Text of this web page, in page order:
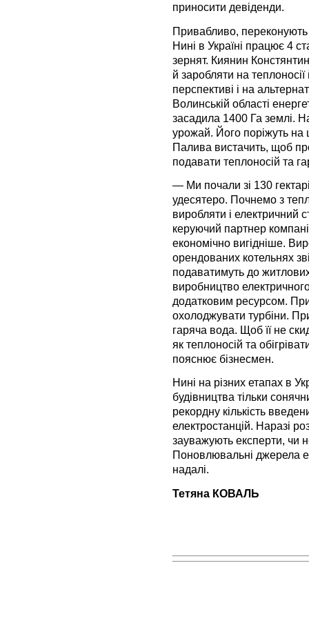
приносити девіденди.
Привабливо, переконують
Нині в Україні працює 4
зернят. Киянин
й заробляти на
перспективі і на
Волинській області
засадила 1400 Га землі.
урожай. Його поріжуть на
Палива вистачить, щоб
подавати теплоносій та
— Ми почали зі 130
удесятеро. Почнемо з
виробляти і електричний
керуючий партнер
економічно вигідніше.
орендованих котельнях
подаватимуть до
виробництво
додатковим ресурсом.
охолоджувати турбіни.
гаряча вода. Щоб її не
як теплоносій та
пояснює бізнесмен.
Нині на різних етапах в
будівництва тільки
рекордну кількість
електростанцій. Наразі
зауважують експерти, чи
Поновлювальні джерела
надалі.
Тетяна КОВАЛЬ